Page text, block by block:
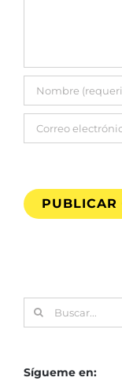
Buscar:
Sígueme en: